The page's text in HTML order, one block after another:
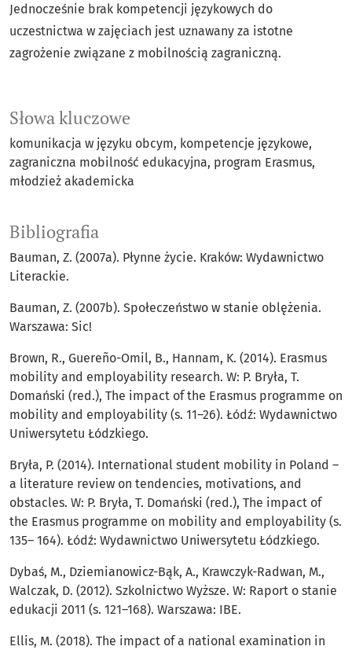
Słowa kluczowe
komunikacja w języku obcym
kompetencje językowe
zagraniczna mobilność edukacyjna program Erasmus
młodzież akademicka
Jednocześnie brak kompetencji językowych do
uczestnictwa w zajęciach jest uznawany za istotne
zagrożenie związane z mobilnością zagraniczną.
Bibliografia
Bauman, Z. (2007a). Płynne życie. Kraków: Wydawnictwo
Literackie.
Bauman, Z. (2007b). Społeczeństwo w stanie oblężenia.
Warszawa: Sic!
Brown, R., Guereño-Omil, B., Hannam, K. (2014). Erasmus
mobility and employability research. W: P. Bryła, T.
Domański (red.), The impact of the Erasmus programme on
mobility and employability (s. 11–26). Łódź: Wydawnictwo
Uniwersytetu Łódzkiego.
Bryła, P. (2014). International student mobility in Poland –
a literature review on tendencies, motivations, and
obstacles. W: P. Bryła, T. Domański (red.), The impact of
the Erasmus programme on mobility and employability (s.
135– 164). Łódź: Wydawnictwo Uniwersytetu Łódzkiego.
Dybaś, M., Dziemianowicz-Bąk, A., Krawczyk-Radwan, M.,
Walczak, D. (2012). Szkolnictwo Wyższe. W: Raport o stanie
edukacji 2011 (s. 121–168). Warszawa: IBE.
Ellis, M. (2018). The impact of a national examination in